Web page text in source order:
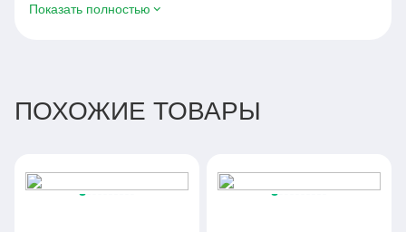
Да
Дополнительный аккумулятор
Показать полностью
ПОХОЖИЕ ТОВАРЫ